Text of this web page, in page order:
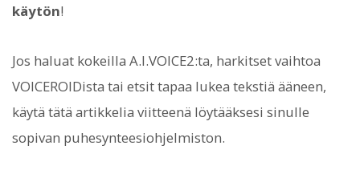
käytön!
Jos haluat kokeilla A.I.VOICE2:ta, harkitset vaihtoa
VOICEROIDista tai etsit tapaa lukea tekstiä ääneen,
käytä tätä artikkelia viitteenä löytääksesi sinulle
sopivan puhesynteesiohjelmiston.